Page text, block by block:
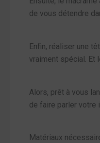
de vous détendre
Enfin, réaliser une
vraiment spécial. Et
Alors, prêt à vous
de faire parler votre
Matériaux